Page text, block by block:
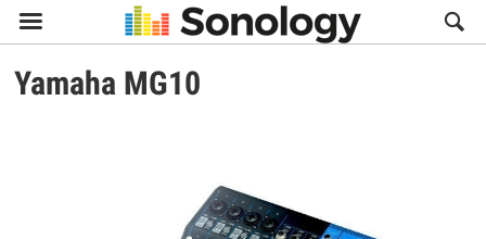

Yamaha MG10